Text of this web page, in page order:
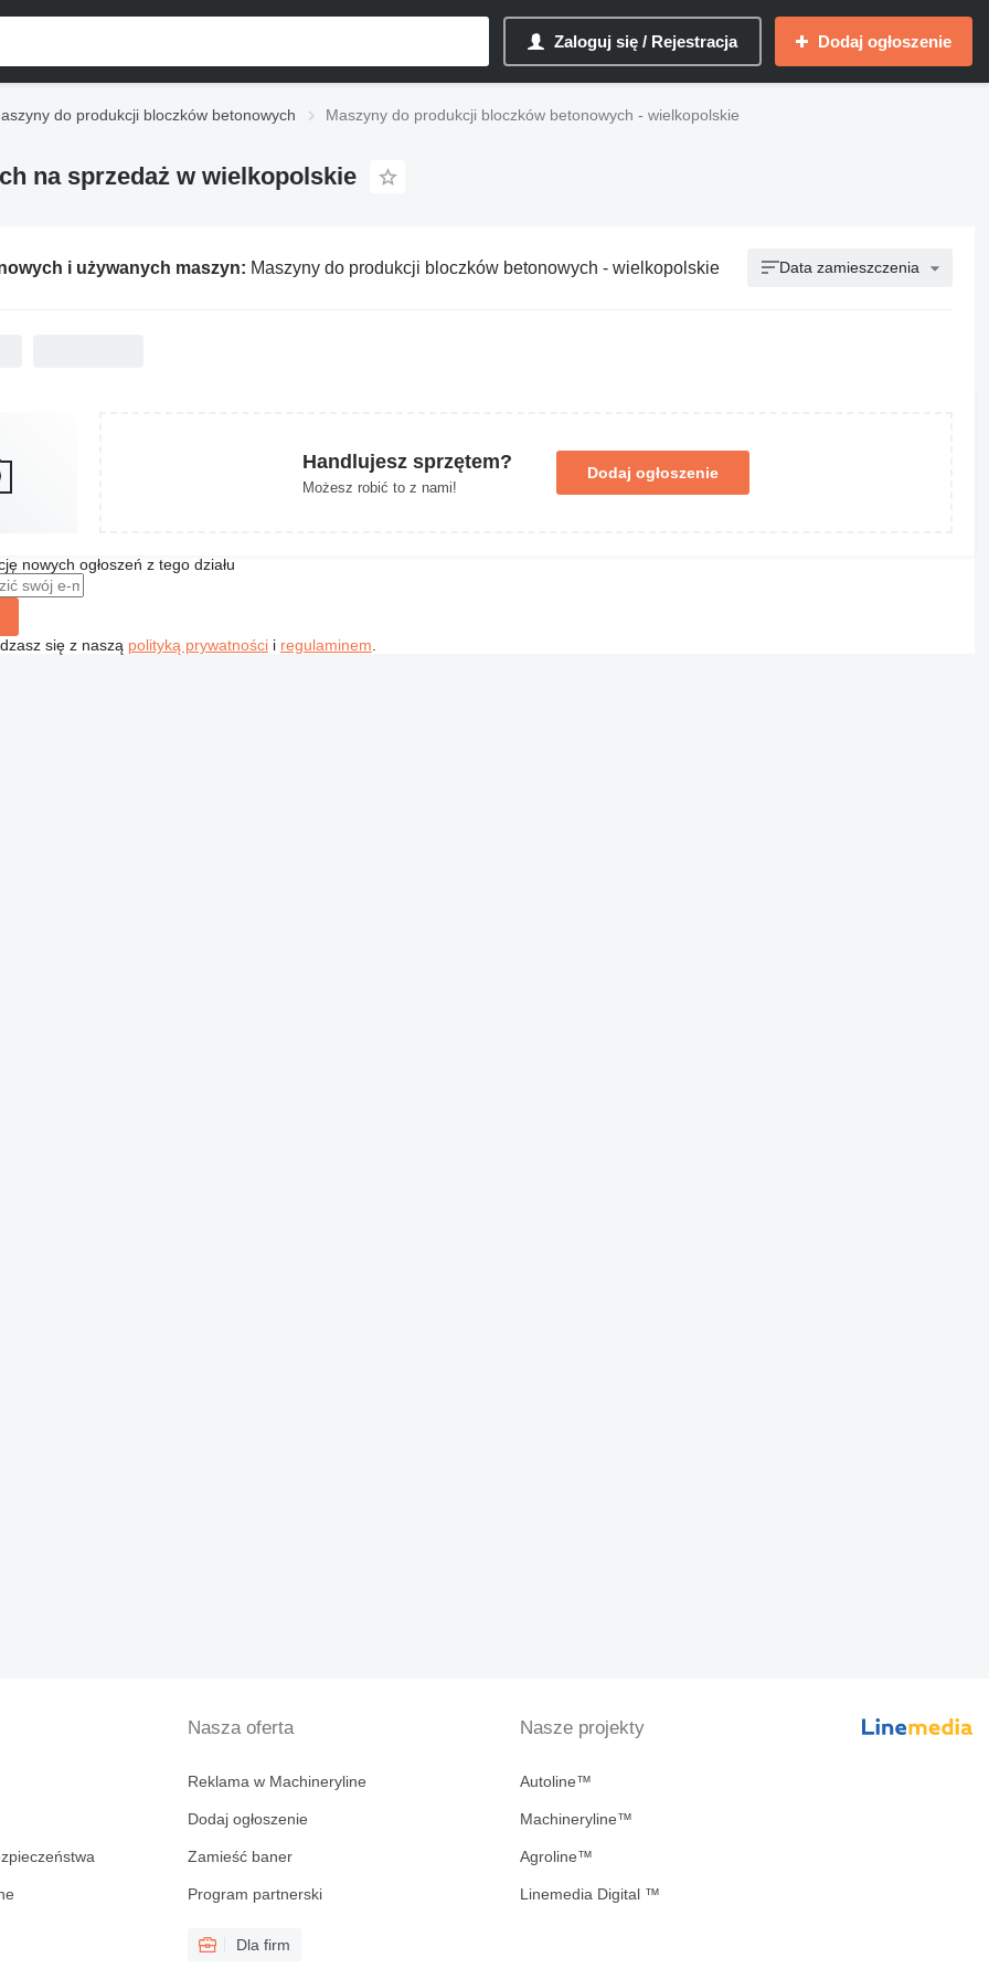
Zaloguj się / Rejestracja Dodaj ogłoszenie
do produkcji bloczków betonowych Maszyny do produkcji bloczków betonowych - wielkopolskie
na sprzedaż w wielkopolskie
i używanych maszyn: Maszyny do produkcji bloczków betonowych - wielkopolskie Data zamieszczenia
Handlujesz sprzętem?
Możesz robić to z nami!
Dodaj ogłoszenie
nowych ogłoszeń z tego działu
się z naszą polityką prywatnościi regulaminem
Nasza oferta
Reklama w Machineryline
Dodaj ogłoszenie
Zamieść baner
Program partnerski
Dla firm
Nasze projekty
Autoline™
Machineryline™
Agroline™
Linemedia Digital ™